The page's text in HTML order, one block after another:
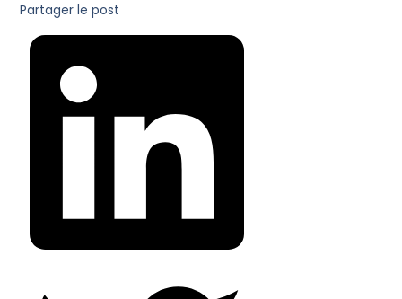
Partager le post